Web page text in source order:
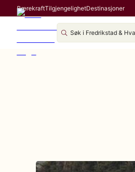
BærekraftTilgjengelighetDestinasjoner